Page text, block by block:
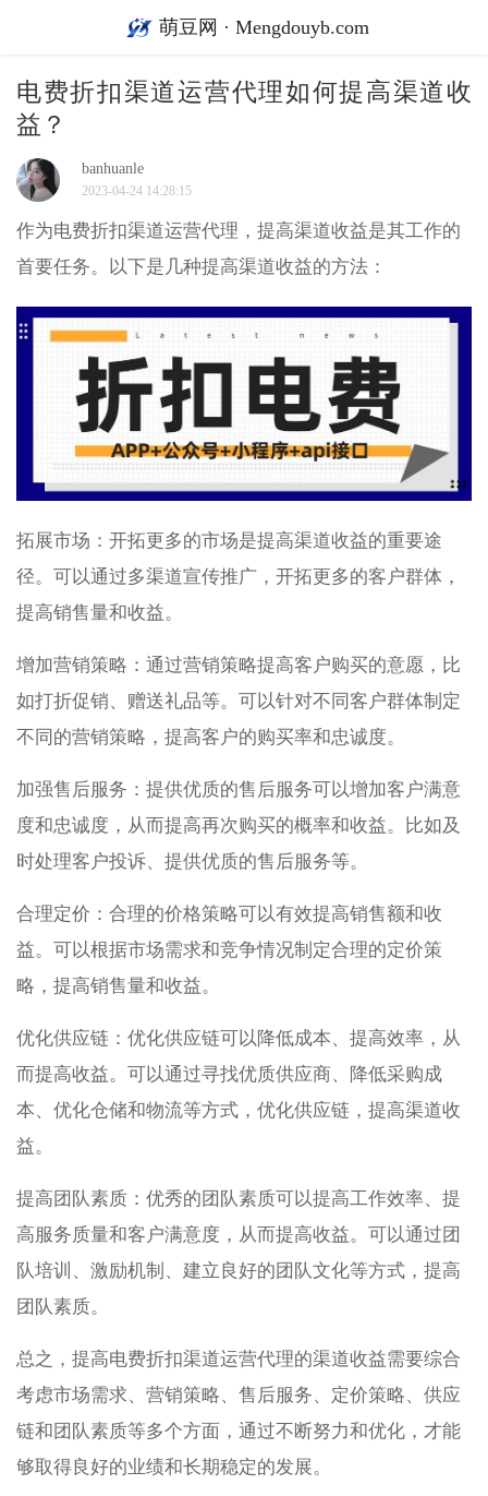
萌豆网 · Mengdouyb.com
电费折扣渠道运营代理如何提高渠道收
益？
banhuanle
2023-04-24 14:28:15
作为电费折扣渠道运营代理，提高渠道收益是其工作的
首要任务。以下是几种提高渠道收益的方法：
拓展市场：开拓更多的市场是提高渠道收益的重要途
径。可以通过多渠道宣传推广，开拓更多的客户群体，
提高销售量和收益。
增加营销策略：通过营销策略提高客户购买的意愿，比
如打折促销、赠送礼品等。可以针对不同客户群体制定
不同的营销策略，提高客户的购买率和忠诚度。
加强售后服务：提供优质的售后服务可以增加客户满意
度和忠诚度，从而提高再次购买的概率和收益。比如及
时处理客户投诉、提供优质的售后服务等。
合理定价：合理的价格策略可以有效提高销售额和收
益。可以根据市场需求和竞争情况制定合理的定价策
略，提高销售量和收益。
优化供应链：优化供应链可以降低成本、提高效率，从
而提高收益。可以通过寻找优质供应商、降低采购成
本、优化仓储和物流等方式，优化供应链，提高渠道收
益。
提高团队素质：优秀的团队素质可以提高工作效率、提
高服务质量和客户满意度，从而提高收益。可以通过团
队培训、激励机制、建立良好的团队文化等方式，提高
团队素质。
总之，提高电费折扣渠道运营代理的渠道收益需要综合
考虑市场需求、营销策略、售后服务、定价策略、供应
链和团队素质等多个方面，通过不断努力和优化，才能
够取得良好的业绩和长期稳定的发展。